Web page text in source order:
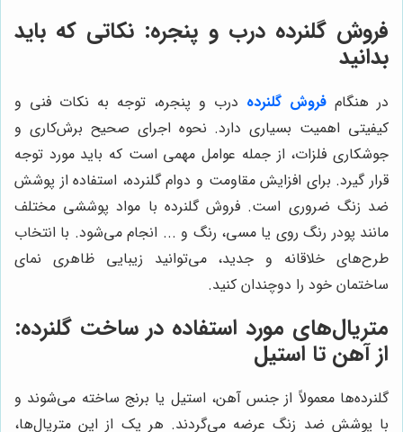
فروش گلنرده درب و پنجره: نکاتی که باید
بدانید
در هنگام فروش گلنرده درب و پنجره، توجه به نکات فنی و
کیفیتی اهمیت بسیاری دارد. نحوه اجرای صحیح برش‌کاری و
جوشکاری فلزات، از جمله عوامل مهمی است که باید مورد توجه
قرار گیرد. برای افزایش مقاومت و دوام گلنرده، استفاده از پوشش
ضد زنگ ضروری است. فروش گلنرده با مواد پوششی مختلف
مانند پودر رنگ روی یا مسی، رنگ و ... انجام می‌شود. با انتخاب
طرح‌های خلاقانه و جدید، می‌توانید زیبایی ظاهری نمای
ساختمان خود را دوچندان کنید.
متریال‌های مورد استفاده در ساخت گلنرده:
از آهن تا استیل
گلنرده‌ها معمولاً از جنس آهن، استیل یا برنج ساخته می‌شوند و
با پوشش ضد زنگ عرضه می‌گردند. هر یک از این متریال‌ها،